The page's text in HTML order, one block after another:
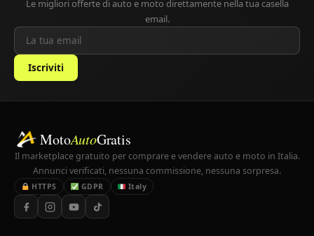
Le migliori offerte di auto e moto direttamente nella tua casella
email.
Iscriviti
MotoAutoGratis
Il marketplace gratuito per comprare e vendere auto e moto in Italia.
Annunci verificati, nessuna commissione, nessuna sorpresa.
HTTPS GDPR Italy